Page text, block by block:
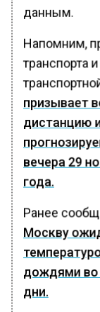
данным.
Напомним,
транспорта
призывает
дистанцию
вечера 29
года.
Ранее
Москву
дождями во
дни.